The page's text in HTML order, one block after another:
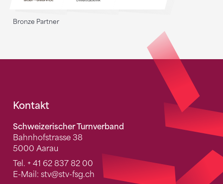
Bronze Partner
Fusszeile
Kontakt
Schweizerischer Turnverband
Bahnhofstrasse 38
5000 Aarau
Tel. + 41 62 837 82 00
E-Mail: stv@stv-fsg.ch